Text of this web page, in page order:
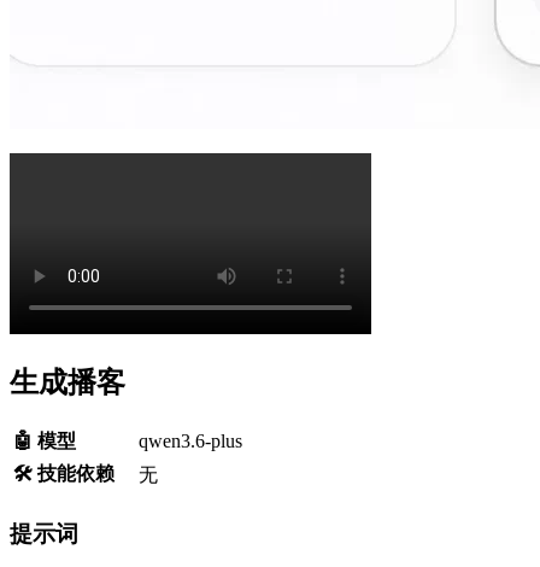
生成播客
🤖 模型
qwen3.6-plus
🛠️ 技能依赖
无
提示词